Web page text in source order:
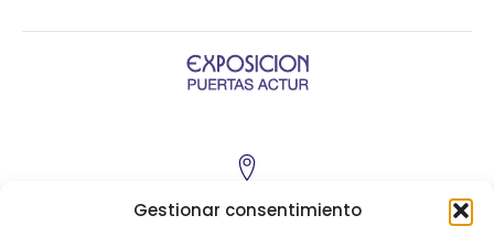
Gestionar consentimiento
C/ Poeta Pablo Neruda, 2